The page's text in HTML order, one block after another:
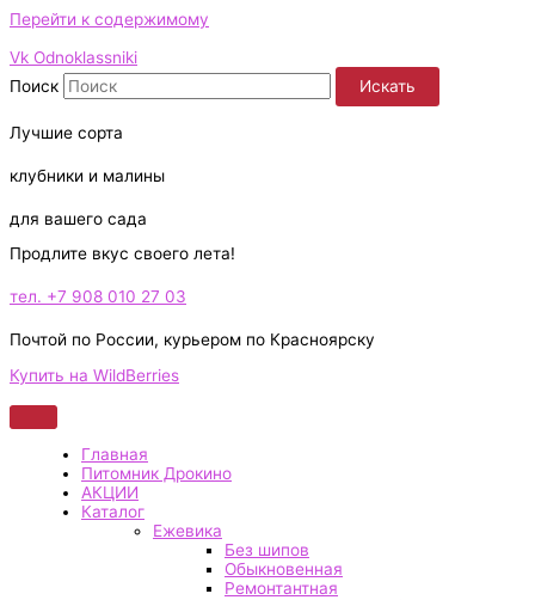
Перейти к содержимому
Vk Odnoklassniki
Поиск
Искать
Лучшие сорта
клубники и малины
для вашего сада
Продлите вкус своего лета!
тел. +7 908 010 27 03
Почтой по России, курьером по Красноярску
Купить на WildBerries
Главная
Питомник Дрокино
АКЦИИ
Каталог
Ежевика
Без шипов
Обыкновенная
Ремонтантная